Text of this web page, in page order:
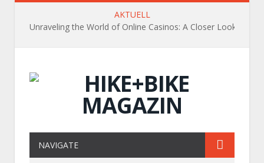
AKTUELL
Unraveling the World of Online Casinos: A Closer Look
NAVIGATE